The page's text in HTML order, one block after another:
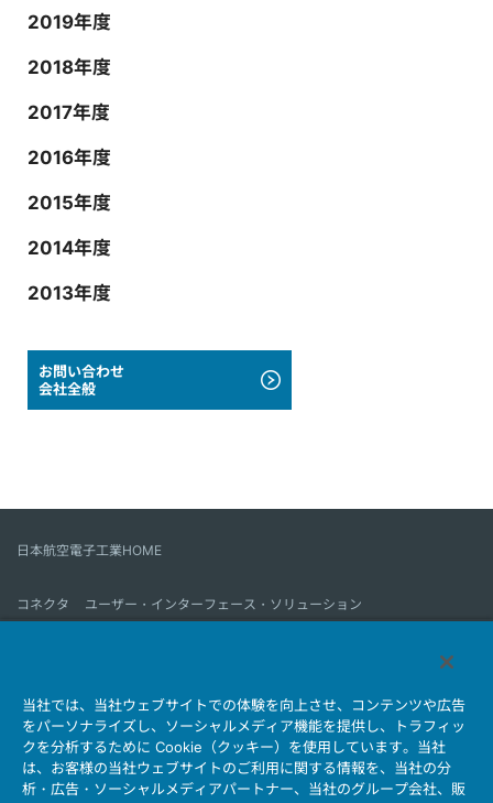
2019年度
2018年度
2017年度
2016年度
2015年度
2014年度
2013年度
お問い合わせ
会社全般
日本航空電子工業HOME
コネクタ
ユーザー・インターフェース・ソリューション
会社情報 サステナビリティ IR情報 採用情報
会社情報新着一覧
製品情報新着一覧
サイトマップ お問い合わせ
当社では、当社ウェブサイトでの体験を向上させ、コンテンツや広告
をパーソナライズし、ソーシャルメディア機能を提供し、トラフィッ
クを分析するために Cookie（クッキー）を使用しています。当社
は、お客様の当社ウェブサイトのご利用に関する情報を、当社の分
析・広告・ソーシャルメディアパートナー、当社のグループ会社、販